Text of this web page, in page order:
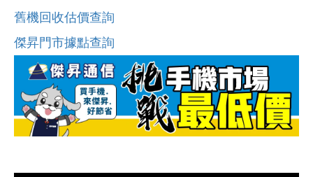
舊機回收估價查詢
傑昇門市據點查詢